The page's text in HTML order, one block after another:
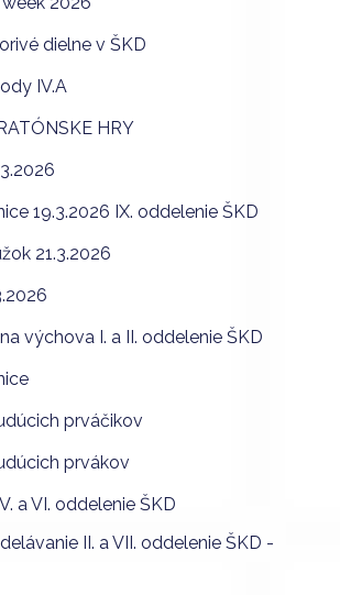
dielne v ŠKD
IV.A
HRY
19.3.2026 IX. oddelenie ŠKD
21.3.2026
výchova I. a II. oddelenie ŠKD
prváčikov
prvákov
a VI. oddelenie ŠKD
II. a VII. oddelenie ŠKD -